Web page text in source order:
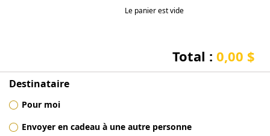
Le panier est vide
Total : 0,00 $
Destinataire
Pour moi
Envoyer en cadeau à une autre personne